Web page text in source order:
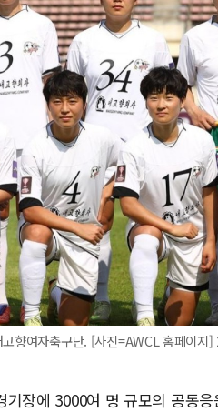
고향여자축구단. [사진=AWCL 홈페
장에 3000여 명 규모의 공동